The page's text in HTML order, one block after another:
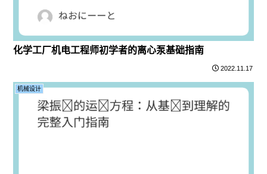
化学工厂机电工程师初学者的离心泵基础指南
2022.11.17
机械设计